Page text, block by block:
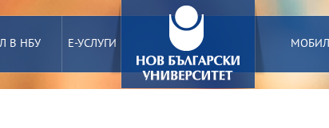
В НБУ Е-УСЛУГИ